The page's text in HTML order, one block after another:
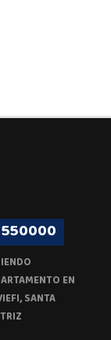
EN
SANTA